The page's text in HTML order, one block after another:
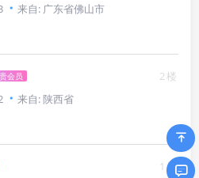
来自: 广东省佛山市
会员
2楼
来自: 陕西省
1楼